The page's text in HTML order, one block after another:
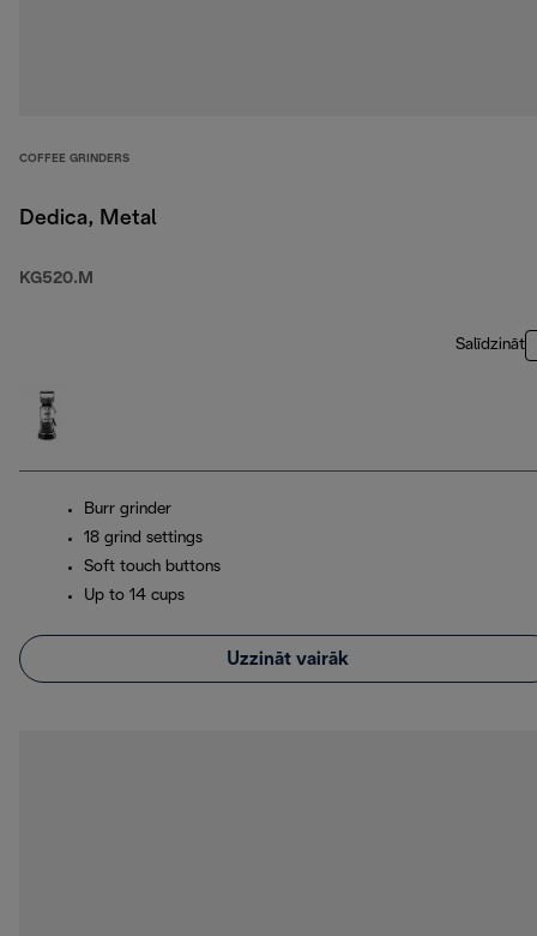
COFFEE GRINDERS
Dedica, Metal
KG520.M
Salīdzināt
Burr grinder
18 grind settings
Soft touch buttons
Up to 14 cups
Uzzināt vairāk